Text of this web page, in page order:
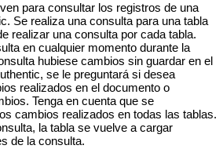
para consultar los registros de una
Se realiza una consulta para una tabla
realizar una consulta por cada tabla.
en cualquier momento durante la
hubiese cambios sin guardar en el
se le preguntará si desea
realizados en el documento o
Tenga en cuenta que se
cambios realizados en todas las tablas.
la tabla se vuelve a cargar
de la consulta.